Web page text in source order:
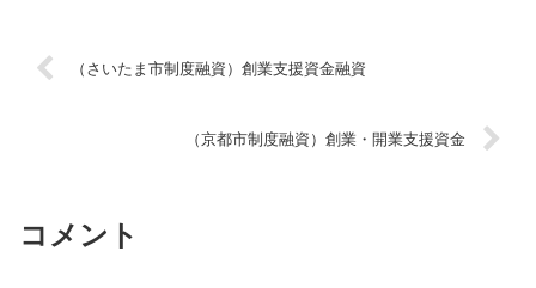
（さいたま市制度融資）創業支援資金融資
（京都市制度融資）創業・開業支援資金
コメント